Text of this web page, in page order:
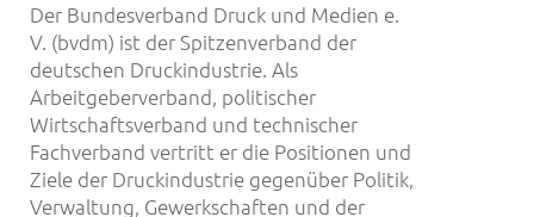
Der Bundesverband Druck und Medien e.
V. (bvdm) ist der Spitzenverband der
deutschen Druckindustrie. Als
Arbeitgeberverband, politischer
Wirtschaftsverband und technischer
Fachverband vertritt er die Positionen und
Ziele der Druckindustrie gegenüber Politik,
Verwaltung, Gewerkschaften und der